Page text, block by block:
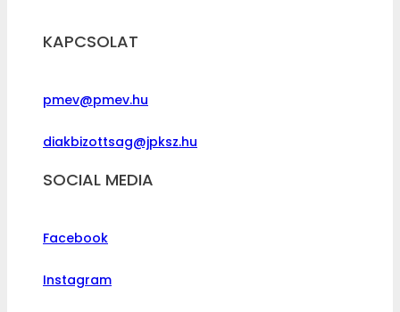
KAPCSOLAT
pmev@pmev.hu
diakbizottsag@jpksz.hu
SOCIAL MEDIA
Facebook
Instagram